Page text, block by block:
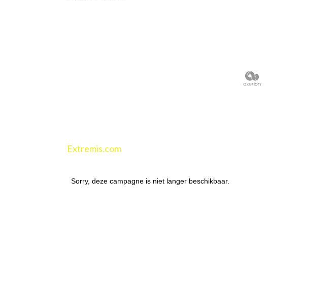
Extremis.com